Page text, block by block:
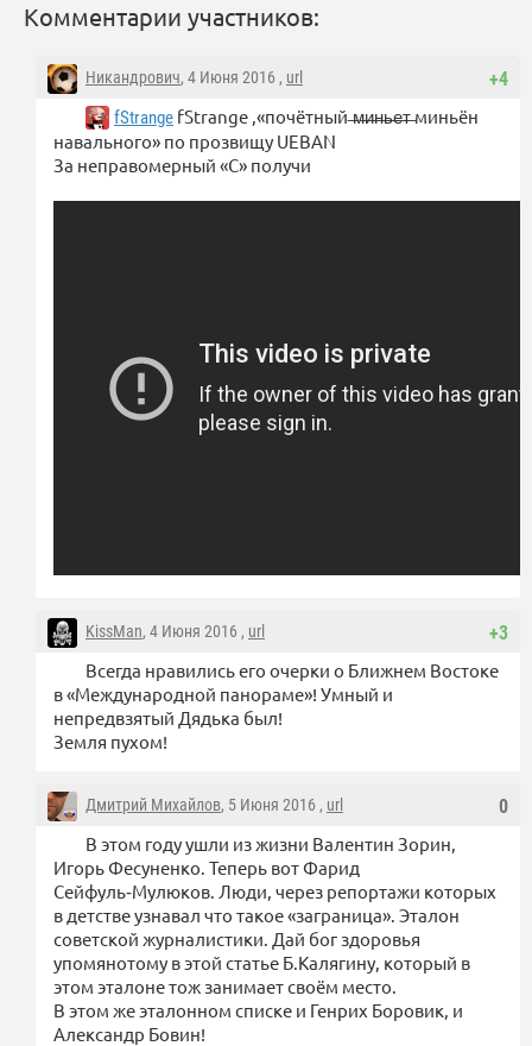
Комментарии участников:
+4
Никандрович, 4 Июня 2016 , url
fStrange fStrange ,«почётный ̶м̶и̶н̶ь̶е̶т̶ миньён
навального» по прозвищу UEBAN
За неправомерный «С» получи
+3
KissMan, 4 Июня 2016 , url
Всегда нравились его очерки о Ближнем Востоке
в «Международной панораме»! Умный и
непредвзятый Дядька был!
Земля пухом!
0
Дмитрий Михайлов, 5 Июня 2016 , url
В этом году ушли из жизни Валентин Зорин,
Игорь Фесуненко. Теперь вот Фарид
Сейфуль‑Мулюков. Люди, через репортажи которых
в детстве узнавал что такое «заграница». Эталон
советской журналистики. Дай бог здоровья
упомянотому в этой статье Б.Калягину, который в
этом эталоне тож занимает своём место.
В этом же эталонном списке и Генрих Боровик, и
Александр Бовин!